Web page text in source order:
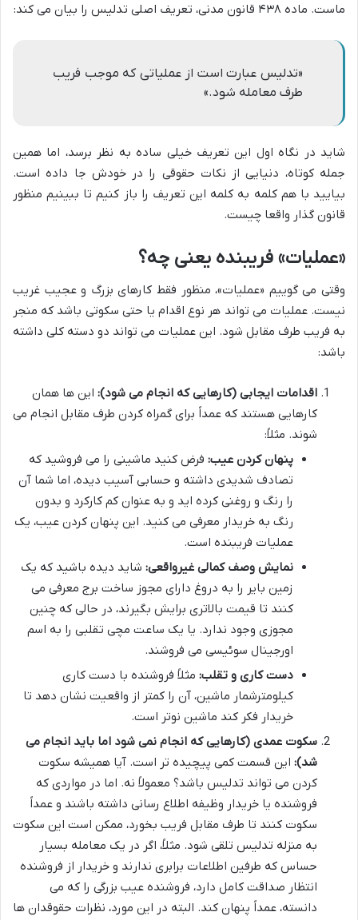
ماست. ماده ۴۳۸ قانون مدنی، تعریف اصلی تدلیس را بیان می کند:
«تدلیس عبارت است از عملیاتی که موجب فریب
طرف معامله شود.»
شاید در نگاه اول این تعریف خیلی ساده به نظر برسد، اما همین
جمله کوتاه، دنیایی از نکات حقوقی را در خودش جا داده است.
بیایید با هم کلمه به کلمه این تعریف را باز کنیم تا ببینیم منظور
قانون گذار واقعا چیست.
«عملیات» فریبنده یعنی چه؟
وقتی می گوییم «عملیات»، منظور فقط کارهای بزرگ و عجیب غریب
نیست. عملیات می تواند هر نوع اقدام یا حتی سکوتی باشد که منجر
به فریب طرف مقابل شود. این عملیات می تواند دو دسته کلی داشته
باشد:
اقدامات ایجابی (کارهایی که انجام می شود): این ها همان
کارهایی هستند که عمداً برای گمراه کردن طرف مقابل انجام می
شوند. مثلاً:
پنهان کردن عیب: فرض کنید ماشینی را می فروشید که
تصادف شدیدی داشته و حسابی آسیب دیده، اما شما آن
را رنگ و روغنی کرده اید و به عنوان کم کارکرد و بدون
رنگ به خریدار معرفی می کنید. این پنهان کردن عیب، یک
عملیات فریبنده است.
نمایش وصف کمالی غیرواقعی: شاید دیده باشید که یک
زمین بایر را به دروغ دارای مجوز ساخت برج معرفی می
کنند تا قیمت بالاتری برایش بگیرند، در حالی که چنین
مجوزی وجود ندارد. یا یک ساعت مچی تقلبی را به اسم
اورجینال سوئیسی می فروشند.
دست کاری و تقلب: مثلاً فروشنده با دست کاری
کیلومترشمار ماشین، آن را کمتر از واقعیت نشان دهد تا
خریدار فکر کند ماشین نوتر است.
سکوت عمدی (کارهایی که انجام نمی شود اما باید انجام می
شد): این قسمت کمی پیچیده تر است. آیا همیشه سکوت
کردن می تواند تدلیس باشد؟ معمولاً نه. اما در مواردی که
فروشنده یا خریدار وظیفه اطلاع رسانی داشته باشند و عمداً
سکوت کنند تا طرف مقابل فریب بخورد، ممکن است این سکوت
به منزله تدلیس تلقی شود. مثلاً، اگر در یک معامله بسیار
حساس که طرفین اطلاعات برابری ندارند و خریدار از فروشنده
انتظار صداقت کامل دارد، فروشنده عیب بزرگی را که می
دانسته، عمداً پنهان کند. البته در این مورد، نظرات حقوقدان ها